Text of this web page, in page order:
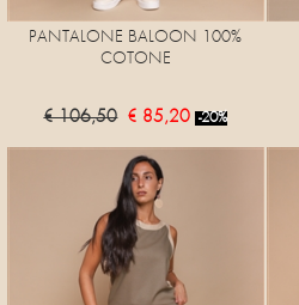
PANTALONE BALOON 100%
COTONE
€ 106,50 € 85,20 -20%